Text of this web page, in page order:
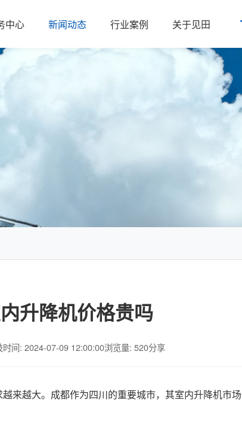
中心 新闻动态 行业案例 关于见田
升降机价格贵吗
时间: 2024-07-09 12:00:00浏览量: 520分享
来越大。成都作为四川的重要城市，其室内升降机市场